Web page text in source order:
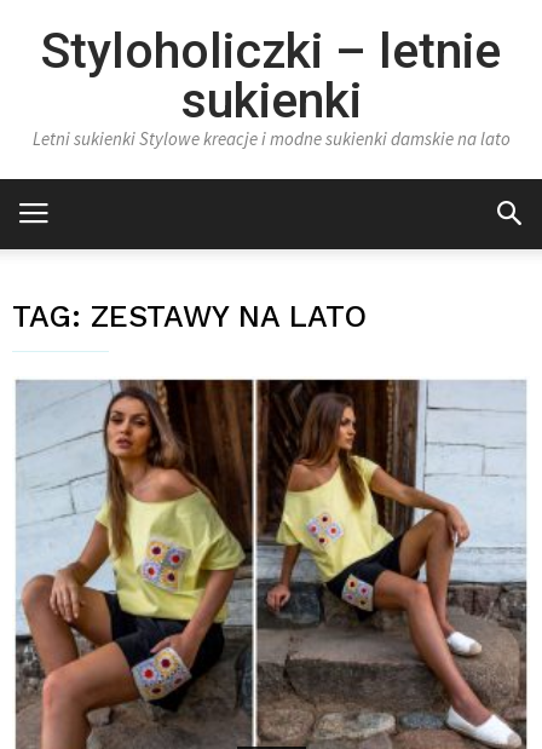
Styloholiczki – letnie
sukienki
Letni sukienki Stylowe kreacje i modne sukienki damskie na lato
TAG: ZESTAWY NA LATO